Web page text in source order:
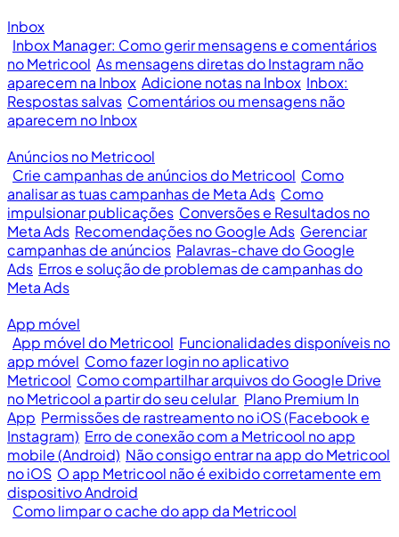
Inbox
Inbox Manager: Como gerir mensagens e comentários
no Metricool As mensagens diretas do Instagram não
aparecem na Inbox Adicione notas na Inbox Inbox:
Respostas salvas Comentários ou mensagens não
aparecem no Inbox
Anúncios no Metricool
Crie campanhas de anúncios do Metricool Como
analisar as tuas campanhas de Meta Ads Como
impulsionar publicações Conversões e Resultados no
Meta Ads Recomendações no Google Ads Gerenciar
campanhas de anúncios Palavras-chave do Google
Ads Erros e solução de problemas de campanhas do
Meta Ads
App móvel
App móvel do Metricool Funcionalidades disponíveis no
app móvel Como fazer login no aplicativo
Metricool Como compartilhar arquivos do Google Drive
no Metricool a partir do seu celular Plano Premium In
App Permissões de rastreamento no iOS (Facebook e
Instagram) Erro de conexão com a Metricool no app
mobile (Android) Não consigo entrar na app do Metricool
no iOS O app Metricool não é exibido corretamente em
dispositivo Android
Como limpar o cache do app da Metricool